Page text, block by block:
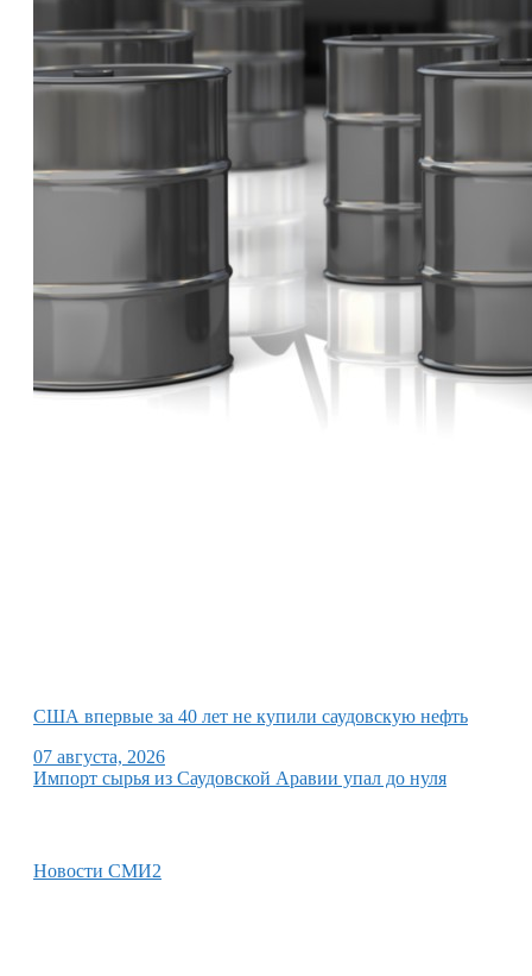
США впервые за 40 лет не купили саудовскую нефть
07 августа, 2026
Импорт сырья из Саудовской Аравии упал до нуля
Новости СМИ2